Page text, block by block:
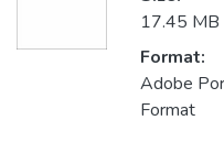
17.45 MB
Format:
Adobe
Format